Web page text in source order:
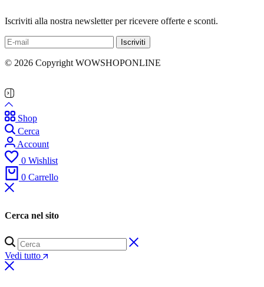
Iscriviti alla nostra newsletter per ricevere offerte e sconti.
© 2026 Copyright WOWSHOPONLINE
Shop
Cerca
Account
0 Wishlist
0 Carrello
Cerca nel sito
Vedi tutto